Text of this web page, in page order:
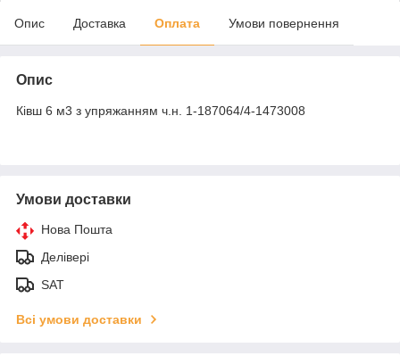
Опис Доставка Оплата Умови повернення
Опис
Ківш 6 м3 з упряжанням ч.н. 1-187064/4-1473008
Умови доставки
Нова Пошта
Делівері
SAT
Всі умови доставки